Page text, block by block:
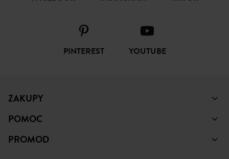
PINTEREST YOUTUBE
ZAKUPY
POMOC
PROMOD